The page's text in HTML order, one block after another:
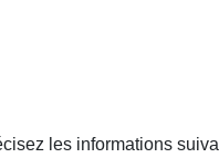
les informations